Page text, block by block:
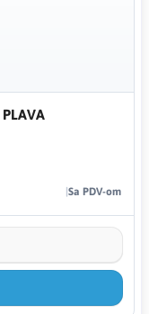
Sa PDV-om